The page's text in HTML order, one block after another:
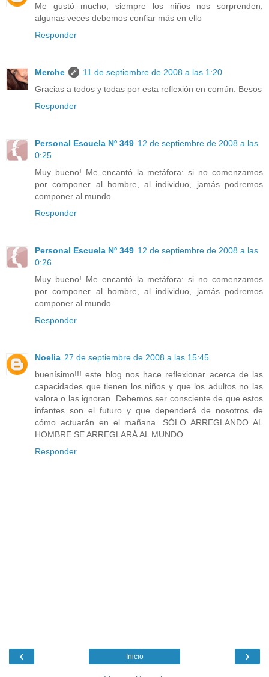
Me gustó mucho, siempre los niños nos sorprenden,
algunas veces debemos confiar más en ello
Responder
Merche
11 de septiembre de 2008 a las 1:20
Gracias a todos y todas por esta reflexión en común. Besos
Responder
Personal Escuela Nº 349 12 de septiembre de 2008 a las
0:25
Muy bueno! Me encantó la metáfora: si no comenzamos
por componer al hombre, al individuo, jamás podremos
componer al mundo.
Responder
Personal Escuela Nº 349 12 de septiembre de 2008 a las
0:26
Muy bueno! Me encantó la metáfora: si no comenzamos
por componer al hombre, al individuo, jamás podremos
componer al mundo.
Responder
Noelia 27 de septiembre de 2008 a las 15:45
buenísimo!!! este blog nos hace reflexionar acerca de las
capacidades que tienen los niños y que los adultos no las
valora o las ignoran. Debemos ser consciente de que estos
infantes son el futuro y que dependerá de nosotros de
cómo actuarán en el mañana. SÓLO ARREGLANDO AL
HOMBRE SE ARREGLARÁ AL MUNDO.
Responder
‹ ›
Inicio